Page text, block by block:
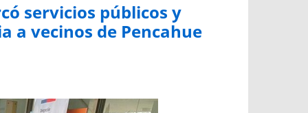
servicios públicos y
a vecinos de Pencahue